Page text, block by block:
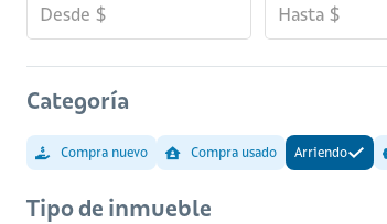
Categoría
Compra nuevo Compra usado Arriendo
Tipo de inmueble